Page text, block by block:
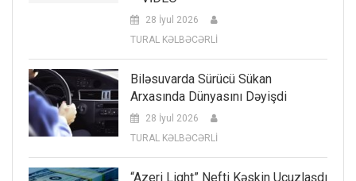
28 İyul 2026
TURAL KƏLBƏCƏRLİ
Biləsuvarda Sürücü Sükan
Arxasında Dünyasını Dəyişdi
28 İyul 2026
TURAL KƏLBƏCƏRLİ
“Azeri Light” Nefti Kəskin Ucuzlaşdı